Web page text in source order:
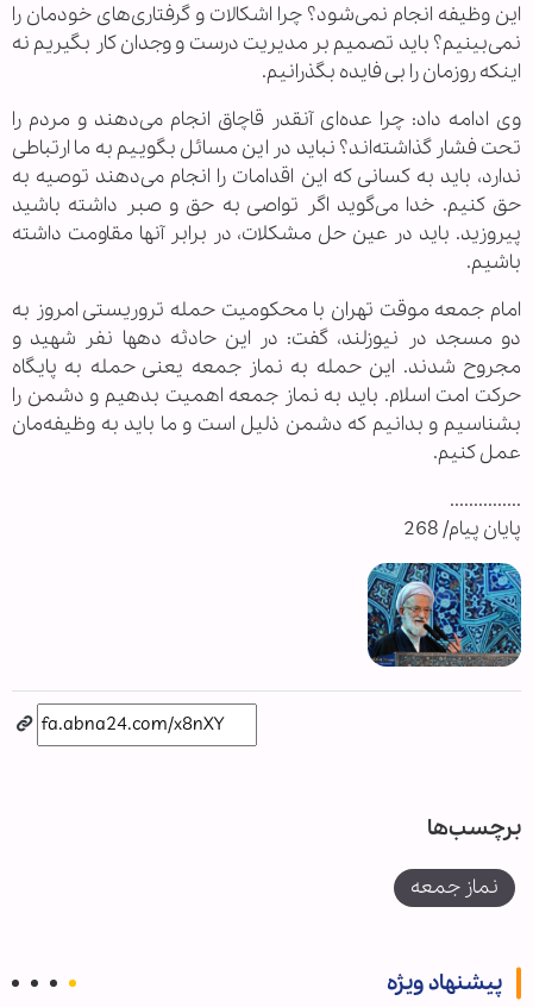
این وظیفه انجام نمی‌شود؟ چرا اشکالات و گرفتاری‌های خودمان را
نمی‌بینیم؟ باید تصمیم بر مدیریت درست و وجدان کار بگیریم نه
اینکه روزمان را بی فایده بگذرانیم.
وی ادامه داد: چرا عده‌ای آنقدر قاچاق انجام می‌دهند و مردم را
تحت فشار گذاشته‌اند؟ نباید در این مسائل بگوییم به ما ارتباطی
ندارد، باید به کسانی که این اقدامات را انجام می‌دهند توصیه به
حق کنیم. خدا می‌گوید اگر تواصی به حق و صبر داشته باشید
پیروزید. باید در عین حل مشکلات، در برابر آنها مقاومت داشته
باشیم.
امام جمعه موقت تهران با محکومیت حمله تروریستی امروز به
دو مسجد در نیوزلند، گفت: در این حادثه دهها نفر شهید و
مجروح شدند. این حمله به نماز جمعه یعنی حمله به پایگاه
حرکت امت اسلام. باید به نماز جمعه اهمیت بدهیم و دشمن را
بشناسیم و بدانیم که دشمن ذلیل است و ما باید به وظیفه‌مان
عمل کنیم.
...............
پایان پیام/ 268
برچسب‌ها
نماز جمعه
پیشنهاد ویژه